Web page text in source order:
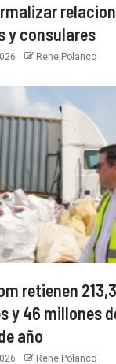
y consulares
Rene Polanco
retienen
y 46 millones
año
Rene Polanco